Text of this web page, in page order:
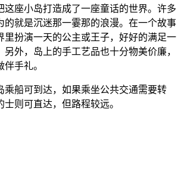
这座小岛打造成了一座童话的世界。许多
的就是沉迷那一霎那的浪漫。在一个故事
里扮演一天的公主或王子，好好的满足一
外，岛上的手工艺品也十分物美价廉，
手礼。
乘船可到达，如果乘坐公共交通需要转
则可直达，但路程较远。